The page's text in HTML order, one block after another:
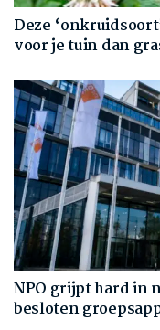
Deze
voor je tuin dan
NPO grijpt hard in
besloten